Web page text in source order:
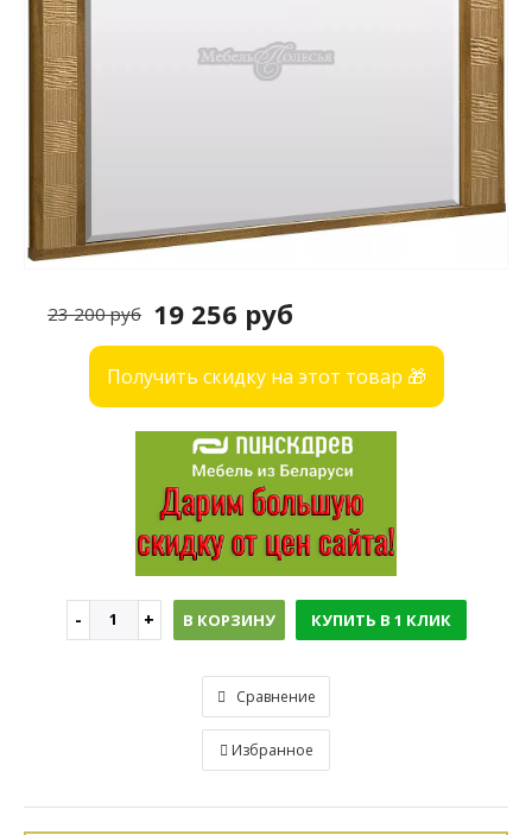
19 256 руб
23 200 руб
Получить скидку на этот товар 🎁
В КОРЗИНУ КУПИТЬ В 1 КЛИК
Сравнение
Избранное